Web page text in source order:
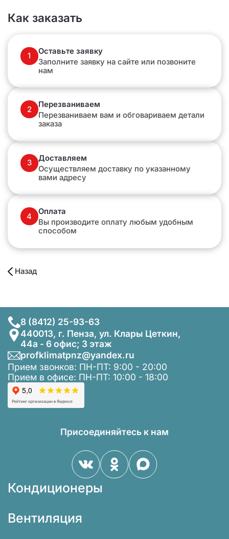
Как заказать
1
Оставьте заявку
Заполните заявку на сайте или позвоните
нам
2
Перезваниваем
Перезваниваем вам и обговариваем детали
заказа
3
Доставляем
Осуществляем доставку по указанному
вами адресу
4
Оплата
Вы производите оплату любым удобным
способом
Назад
8 (8412) 25-93-63
440013, г. Пенза, ул. Клары Цеткин,
44а - 6 офис; 3 этаж
profklimatpnz@yandex.ru
Прием звонков: ПН-ПТ: 9:00 - 20:00
Прием в офисе: ПН-ПТ: 10:00 - 18:00
Присоединяйтесь к нам
Кондиционеры
Вентиляция